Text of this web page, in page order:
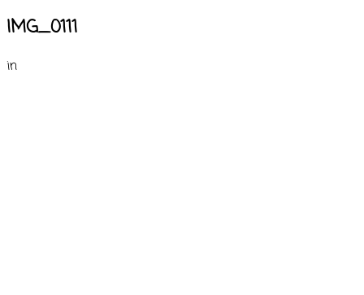
IMG_0111
in